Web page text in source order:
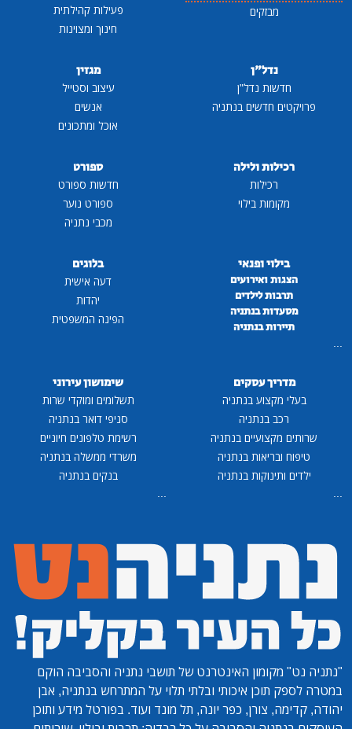
מבזקים
פעילות קהילתית
חינוך ומצוינות
נדל"ן
חדשות נדל"ן
פרויקטים חדשים בנתניה
מגזין
עיצוב וסטייל
אנשים
אוכל ומתכונים
רכילות ולילה
רכילות
מקומות בילוי
ספורט
חדשות ספורט
ספורט נוער
מכבי נתניה
בילוי ופנאי
הצגות ואירועים
תרבות לילדים
מסעדות בנתניה
תיירות בנתניה
...
בלוגים
דעה אישית
יהדות
הפינה המשפטית
מדריך עסקים
בעלי מקצוע בנתניה
רכב בנתניה
שרותים מקצועיים בנתניה
טיפוח ובריאות בנתניה
ילדים ותינוקות בנתניה
...
שימושון עירוני
תשלומים ומוקדי שרות
סניפי דואר בנתניה
רשימת טלפונים חיוניים
משרדי ממשלה בנתניה
בנקים בנתניה
...
"נתניה נט" מקומון האינטרנט של תושבי נתניה והסביבה הוקם
במטרה לספק תוכן איכותי ובלתי תלוי על המתרחש בנתניה, אבן
יהודה, קדימה, צורן, כפר יונה, תל מונד ועוד. בפורטל מידע ותוכן